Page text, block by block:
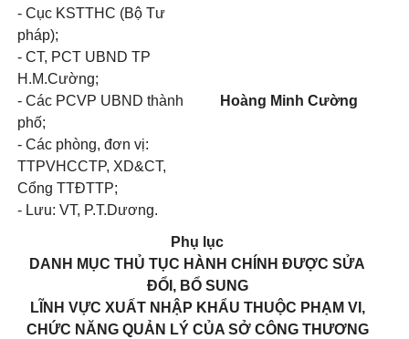
- Cục KSTTHC (Bộ Tư
pháp);
- CT, PCT UBND TP
H.M.Cường;
- Các PCVP UBND thành
phố;
- Các phòng, đơn vị:
TTPVHCCTP, XD&CT,
Cổng TTĐTTP;
- Lưu: VT, P.T.Dương.
Hoàng Minh Cường
Phụ lục
DANH MỤC THỦ TỤC HÀNH CHÍNH ĐƯỢC SỬA
ĐỔI, BỔ SUNG
LĨNH VỰC XUẤT NHẬP KHẨU THUỘC PHẠM VI,
CHỨC NĂNG QUẢN LÝ CỦA SỞ CÔNG THƯƠNG